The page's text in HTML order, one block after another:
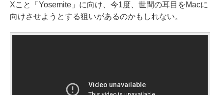
Xこと「Yosemite」に向け、今1度、世間の耳目をMacに
向けさせようとする狙いがあるのかもしれない。